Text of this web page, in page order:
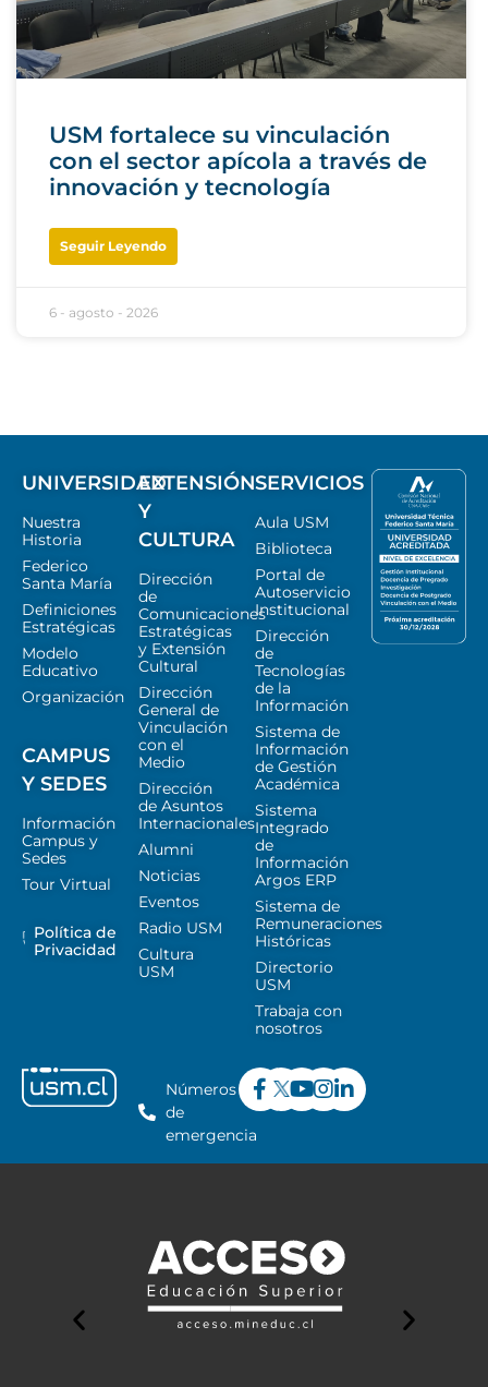
USM fortalece su vinculación
con el sector apícola a través de
innovación y tecnología
Seguir Leyendo
6 - agosto - 2026
UNIVERSIDAD
Nuestra
Historia
Federico
Santa María
Definiciones
Estratégicas
Modelo
Educativo
Organización
CAMPUS
Y SEDES
Información
Campus y
Sedes
Tour Virtual
Política de
Privacidad
EXTENSIÓN
Y
CULTURA
Dirección
de
Comunicaciones
Estratégicas
y Extensión
Cultural
Dirección
General de
Vinculación
con el
Medio
Dirección
de Asuntos
Internacionales
Alumni
Noticias
Eventos
Radio USM
Cultura
USM
SERVICIOS
Aula USM
Biblioteca
Portal de
Autoservicio
Institucional
Dirección
de
Tecnologías
de la
Información
Sistema de
Información
de Gestión
Académica
Sistema
Integrado
de
Información
Argos ERP
Sistema de
Remuneraciones
Históricas
Directorio
USM
Trabaja con
nosotros
Números
de
emergencia